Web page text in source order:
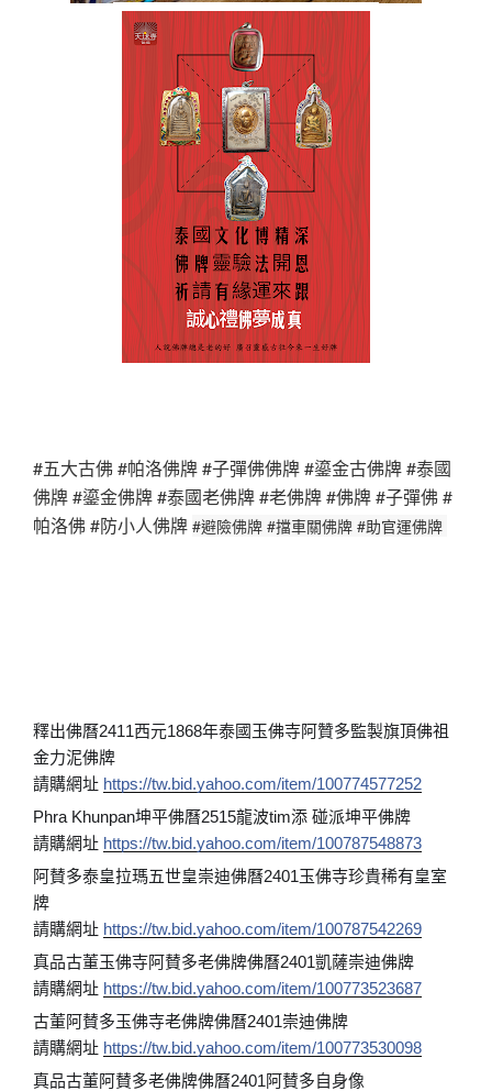
#五大古佛 #帕洛佛牌 #子彈佛佛牌 #鎏金古佛牌 #泰國
佛牌 #鎏金佛牌 #泰國老佛牌 #老佛牌 #佛牌 #子彈佛 #
帕洛佛 #防小人佛牌 #避險佛牌 #擋車關佛牌 #助官運佛牌
釋出佛曆2411西元1868年泰國玉佛寺阿贊多監製旗頂佛祖
金力泥佛牌
請購網址 https://tw.bid.yahoo.com/item/100774577252
Phra Khunpan坤平佛曆2515龍波tim添 碰派坤平佛牌
請購網址 https://tw.bid.yahoo.com/item/100787548873
阿賛多泰皇拉瑪五世皇崇迪佛曆2401玉佛寺珍貴稀有皇室
牌
請購網址 https://tw.bid.yahoo.com/item/100787542269
真品古董玉佛寺阿賛多老佛牌佛曆2401凱薩崇迪佛牌
請購網址 https://tw.bid.yahoo.com/item/100773523687
古董阿賛多玉佛寺老佛牌佛曆2401崇迪佛牌
請購網址 https://tw.bid.yahoo.com/item/100773530098
真品古董阿賛多老佛牌佛曆2401阿賛多自身像